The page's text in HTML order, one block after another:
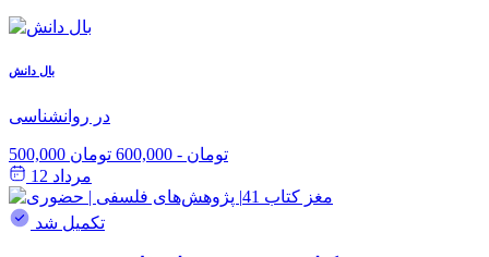
بال دانش
در روانشناسی
500,000 تومان - 600,000 تومان
مرداد 12
تکمیل شد